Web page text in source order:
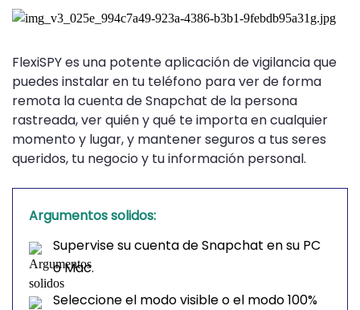
FlexiSPY es una potente aplicación de vigilancia que
puedes instalar en tu teléfono para ver de forma
remota la cuenta de Snapchat de la persona
rastreada, ver quién y qué te importa en cualquier
momento y lugar, y mantener seguros a tus seres
queridos, tu negocio y tu información personal.
Argumentos solidos:
Supervise su cuenta de Snapchat en su PC
o Mac.
Seleccione el modo visible o el modo 100%